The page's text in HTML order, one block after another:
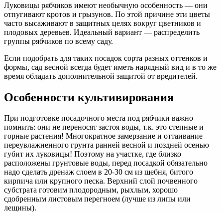
Луковицы рябчиков имеют необычную особенность — они
отпугивают кротов и грызунов. По этой причине эти цветы
часто высаживают в защитных целях вокруг цветников и
плодовых деревьев. Идеальный вариант — распределить
группы рябчиков по всему саду.
Если подобрать для таких посадок сорта разных оттенков и
формы, сад весной всегда будет иметь нарядный вид и в то же
время обладать дополнительной защитой от вредителей.
Особенности культивирования
При подготовке посадочного места под рябчики важно
помнить: они не переносят застоя воды, т.к. это степные и
горные растения! Многократное замерзание и оттаивание
переувлажненного грунта ранней весной и поздней осенью
губит их луковицы! Поэтому на участке, где близко
расположены грунтовые воды, перед посадкой обязательно
надо сделать дренаж слоем в 20-30 см из щебня, битого
кирпича или крупного песка. Верхний слой почвенного
субстрата готовим плодородным, рыхлым, хорошо
сдобренным листовым перегноем (лучше из липы или
лещины).